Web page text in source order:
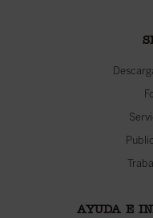
AYUDA E